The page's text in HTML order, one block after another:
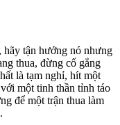
tận hưởng nó nhưng
thua, đừng cố gắng
là tạm nghỉ, hít một
một tinh thần tỉnh táo
để một trận thua làm